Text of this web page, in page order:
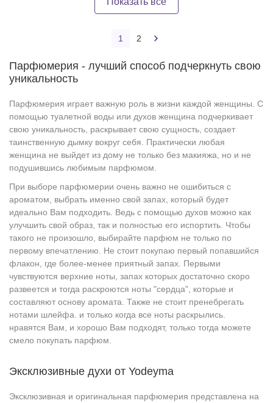
1 2
Парфюмерия - лучший способ подчеркнуть свою
уникальность
Парфюмерия играет важную роль в жизни каждой женщины. С
помощью туалетной воды или духов женщина подчеркивает
свою уникальность, раскрывает свою сущность, создает
таинственную дымку вокруг себя. Практически любая
женщина не выйдет из дому не только без макияжа, но и не
подушившись любимым парфюмом.
При выборе парфюмерии очень важно не ошибиться с
ароматом, выбрать именно свой запах, который будет
идеально Вам подходить. Ведь с помощью духов можно как
улучшить свой образ, так и полностью его испортить. Чтобы
такого не произошло, выбирайте парфюм не только по
первому впечатлению. Не стоит покупаю первый попавшийся
флакон, где более-менее приятный запах. Первыми
чувствуются верхние ноты, запах которых достаточно скоро
развеется и тогда раскроются ноты "сердца", которые и
составляют основу аромата. Также не стоит пренебрегать
нотами шлейфа. и только когда все ноты раскрылись.
нравятся Вам, и хорошо Вам подходят, только тогда можете
смело покупать парфюм.
Эксклюзивные духи от Yodeyma
Эксклюзивная и оригинальная парфюмерия представлена на